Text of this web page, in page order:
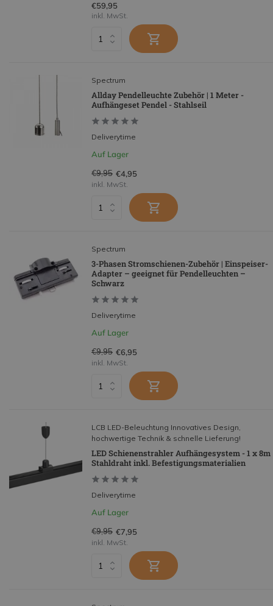
€59,95
inkl. MwSt.
Spectrum
Allday Pendelleuchte Zubehör | 1 Meter -
Aufhängeset Pendel - Stahlseil
Deliverytime
Auf Lager
€9,95 €4,95
inkl. MwSt.
Spectrum
3-Phasen Stromschienen-Zubehör | Einspeiser-
Adapter – geeignet für Pendelleuchten –
Schwarz
Deliverytime
Auf Lager
€9,95 €6,95
inkl. MwSt.
LCB LED-Beleuchtung Innovatives Design,
hochwertige Technik & schnelle Lieferung!
LED Schienenstrahler Aufhängesystem - 1 x 8m
Stahldraht inkl. Befestigungsmaterialien
Deliverytime
Auf Lager
€9,95 €7,95
inkl. MwSt.